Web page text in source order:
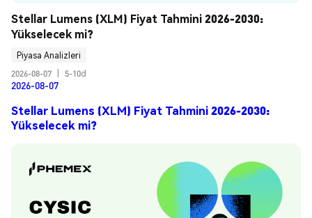
Stellar Lumens (XLM) Fiyat Tahmini 2026-2030:
Yükselecek mi?
Piyasa Analizleri
2026-08-07
5-10d
2026-08-07
Stellar Lumens (XLM) Fiyat Tahmini 2026-2030:
Yükselecek mi?